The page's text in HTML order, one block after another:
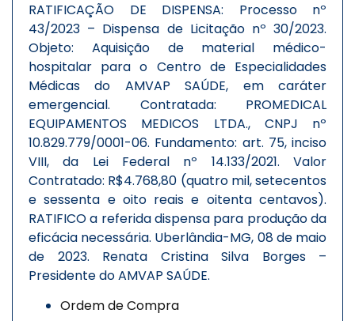
RATIFICAÇÃO DE DISPENSA: Processo nº
43/2023 – Dispensa de Licitação nº 30/2023.
Objeto: Aquisição de material médico-
hospitalar para o Centro de Especialidades
Médicas do AMVAP SAÚDE, em caráter
emergencial. Contratada: PROMEDICAL
EQUIPAMENTOS MEDICOS LTDA., CNPJ nº
10.829.779/0001-06. Fundamento: art. 75, inciso
VIII, da Lei Federal nº 14.133/2021. Valor
Contratado: R$4.768,80 (quatro mil, setecentos
e sessenta e oito reais e oitenta centavos).
RATIFICO a referida dispensa para produção da
eficácia necessária. Uberlândia-MG, 08 de maio
de 2023. Renata Cristina Silva Borges –
Presidente do AMVAP SAÚDE.
Ordem de Compra